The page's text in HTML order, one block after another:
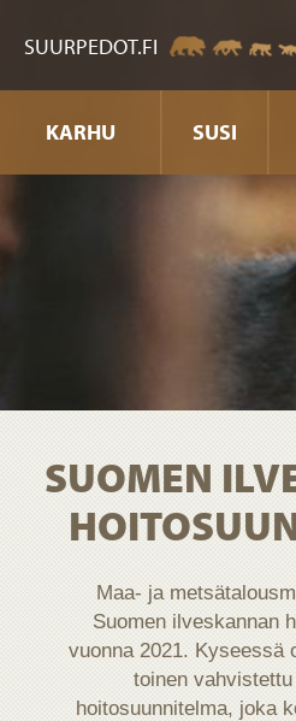
SUURPEDOT.FI
KARHU SUSI
SUOMEN
Maa- ja
Suomen ilveskannan
vuonna 2021. Kyseessä
toinen
hoitosuunnitelma, joka